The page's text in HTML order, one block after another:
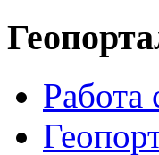
Работа